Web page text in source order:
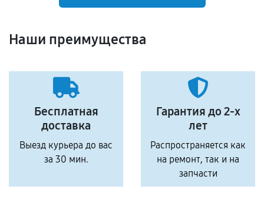
Наши преимущества
Бесплатная
доставка
Выезд курьера до вас
за 30 мин.
Гарантия до 2-х
лет
Распространяется как
на ремонт, так и на
запчасти